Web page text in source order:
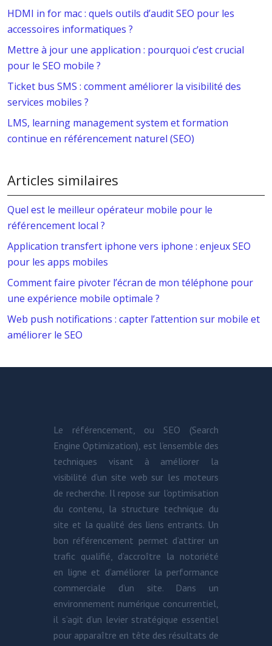
HDMI in for mac : quels outils d’audit SEO pour les
accessoires informatiques ?
Mettre à jour une application : pourquoi c’est crucial
pour le SEO mobile ?
Ticket bus SMS : comment améliorer la visibilité des
services mobiles ?
LMS, learning management system et formation
continue en référencement naturel (SEO)
Articles similaires
Quel est le meilleur opérateur mobile pour le
référencement local ?
Application transfert iphone vers iphone : enjeux SEO
pour les apps mobiles
Comment faire pivoter l’écran de mon téléphone pour
une expérience mobile optimale ?
Web push notifications : capter l’attention sur mobile et
améliorer le SEO
Le référencement, ou SEO (Search
Engine Optimization), est l’ensemble des
techniques visant à améliorer la
visibilité d’un site web sur les moteurs
de recherche. Il repose sur l’optimisation
du contenu, la structure technique du
site et la qualité des liens entrants. Un
bon référencement permet d’attirer un
trafic qualifié, d’accroître la notoriété
en ligne et d’améliorer la performance
commerciale d’un site. Dans un
environnement numérique concurrentiel,
il s’agit d’un levier stratégique essentiel
pour apparaître en tête des résultats de